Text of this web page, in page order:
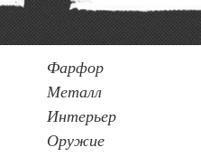
Фарфор
Металл
Интерьер
Оружие